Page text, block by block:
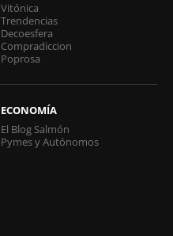
Vitónica
Trendencias
Decoesfera
Compradiccion
Poprosa
ECONOMÍA
El Blog Salmón
Pymes y Autónomos